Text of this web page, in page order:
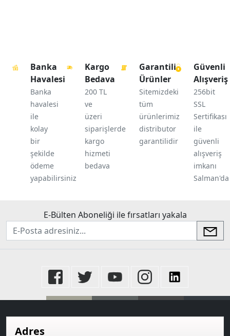
Banka
Havalesi
Banka
havalesi
ile
kolay
bir
şekilde
ödeme
yapabilirsiniz
Kargo
Bedava
200 TL
ve
üzeri
siparişlerde
kargo
hizmeti
bedava
Garantili
Ürünler
Sitemizdeki
tüm
ürünlerimiz
distributor
garantilidir
Güvenli
Alışveriş
256bit
SSL
Sertifikası
ile
güvenli
alışveriş
imkanı
Salman'da
E-Bülten Aboneliği ile fırsatları yakala
newsletter
Adres